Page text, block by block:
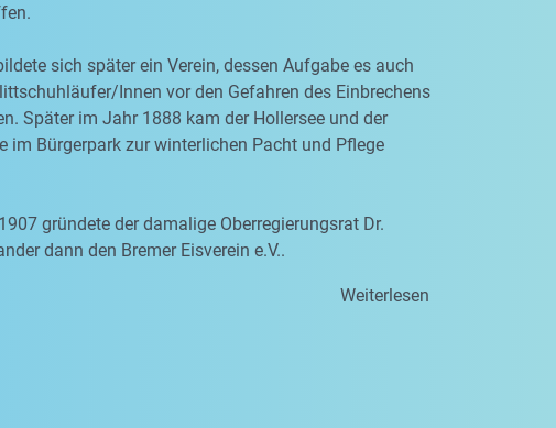
sich später ein Verein, dessen Aufgabe es auch
Innen vor den Gefahren des Einbrechens
Später im Jahr 1888 kam der Hollersee und der
im Bürgerpark zur winterlichen Pacht und Pflege
gründete der damalige Oberregierungsrat Dr.
dann den Bremer Eisverein e.V..
Weiterlesen